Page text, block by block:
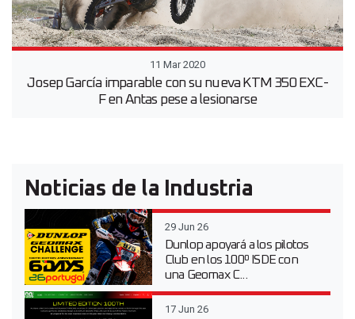
11 Mar 2020
Josep García imparable con su nueva KTM 350 EXC-
F en Antas pese a lesionarse
Noticias de la Industria
29 Jun 26
Dunlop apoyará a los pilotos
Club en los 100º ISDE con
una Geomax C...
17 Jun 26